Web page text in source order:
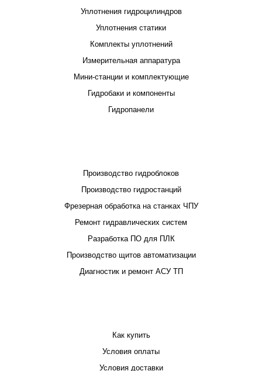
Уплотнения гидроцилиндров
Уплотнения статики
Комплекты уплотнений
Измерительная аппаратура
Мини-станции и комплектующие
Гидробаки и компоненты
Гидропанели
Производство гидроблоков
Производство гидростанций
Фрезерная обработка на станках ЧПУ
Ремонт гидравлических систем
Разработка ПО для ПЛК
Производство щитов автоматизации
Диагностик и ремонт АСУ ТП
Как купить
Условия оплаты
Условия доставки